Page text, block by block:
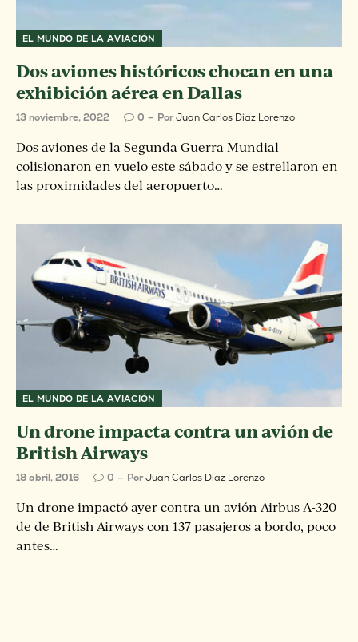
EL MUNDO DE LA AVIACIÓN
Dos aviones históricos chocan en una
exhibición aérea en Dallas
13 noviembre, 2022 0 PorJuan Carlos Diaz Lorenzo
Dos aviones de la Segunda Guerra Mundial
colisionaron en vuelo este sábado y se estrellaron en
las proximidades del aeropuerto…
EL MUNDO DE LA AVIACIÓN
Un drone impacta contra un avión de
British Airways
18 abril, 2016 0 PorJuan Carlos Diaz Lorenzo
Un drone impactó ayer contra un avión Airbus A-320
de de British Airways con 137 pasajeros a bordo, poco
antes…